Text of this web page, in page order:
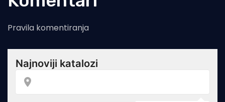
Pravila komentiranja